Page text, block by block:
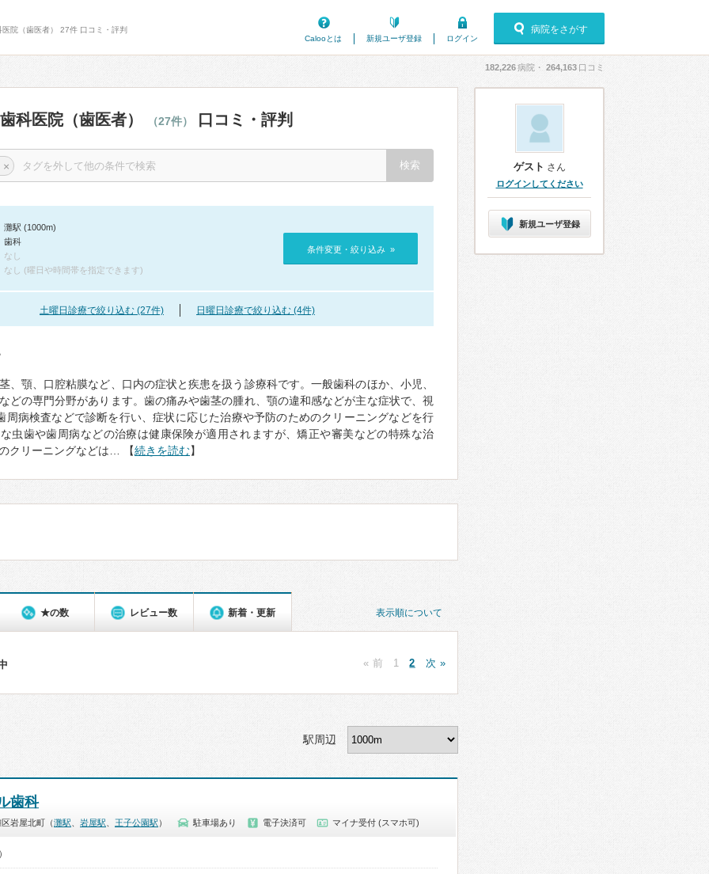
院（歯医者） 27件 口コミ・評判
Calooとは
新規ユーザ登録 ログイン
病院をさがす
182,226病院・ 264,163 口コミ
科医院（歯医者） （27件） 口コミ・評判
×
灘駅 (1000m)
歯科
なし
なし (曜日や時間帯を指定できます)
条件変更・絞り込み »
土曜日診療で絞り込む (27件) 日曜日診療で絞り込む (4件)
、顎、口腔粘膜など、口内の症状と疾患を扱う診療科です。一般歯科のほか、小児、
どの専門分野があります。歯の痛みや歯茎の腫れ、顎の違和感などが主な症状で、視
周病検査などで診断を行い、症状に応じた治療や予防のためのクリーニングなどを行
虫歯や歯周病などの治療は健康保険が適用されますが、矯正や審美などの特殊な治
クリーニングなどは… 【続きを読む】
表示順について
★の数 レビュー数 新着・更新
« 前 1 2 次 »
駅周辺
歯科
岩屋北町（灘駅 岩屋駅 王子公園駅 ） 駐車場あり 電子決済可 マイナ受付 (スマホ可)
ゲスト さん
ログインしてください
新規ユーザ登録